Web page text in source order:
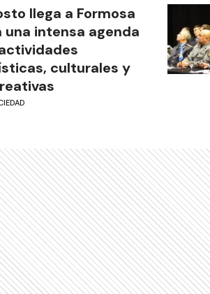
llega a Formosa
una intensa agenda
culturales y